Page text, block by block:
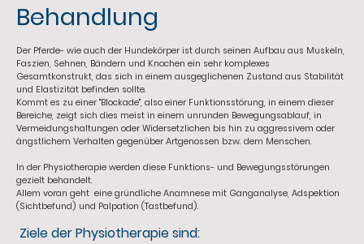
Behandlung
Der Pferde- wie auch der Hundekörper ist durch seinen Aufbau aus Muskeln,
Faszien, Sehnen, Bändern und Knochen ein sehr komplexes
Gesamtkonstrukt, das sich in einem ausgeglichenen Zustand aus Stabilität
und Elastizität befinden sollte.
Kommt es zu einer "Blockade", also einer Funktionsstörung, in einem dieser
Bereiche, zeigt sich dies meist in einem unrunden Bewegungsablauf, in
Vermeidungshaltungen oder Widersetzlichen bis hin zu aggressivem oder
ängstlichem Verhalten gegenüber Artgenossen bzw. dem Menschen.
In der Physiotherapie werden diese Funktions- und Bewegungsstörungen
gezielt behandelt.
Allem voran geht eine gründliche Anamnese mit Ganganalyse, Adspektion
(Sichtbefund) und Palpation (Tastbefund).
Ziele der Physiotherapie sind: